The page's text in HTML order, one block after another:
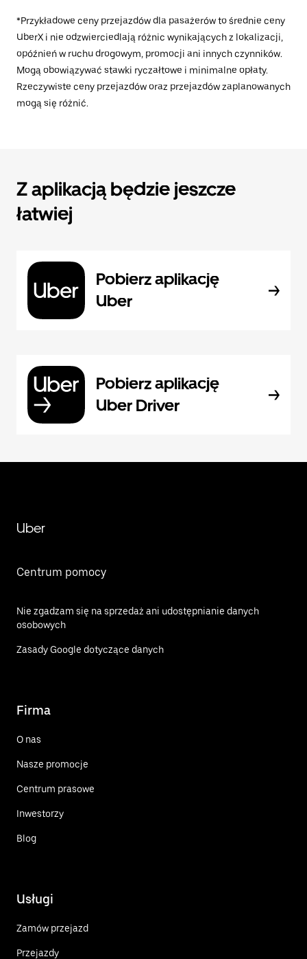
*Przykładowe ceny przejazdów dla pasażerów to średnie ceny
UberX i nie odzwierciedlają różnic wynikających z lokalizacji,
opóźnień w ruchu drogowym, promocji ani innych czynników.
Mogą obowiązywać stawki ryczałtowe i minimalne opłaty.
Rzeczywiste ceny przejazdów oraz przejazdów zaplanowanych
mogą się różnić.
Z aplikacją będzie jeszcze
łatwiej
Pobierz aplikację
Uber
Pobierz aplikację
Uber Driver
Uber
Centrum pomocy
Nie zgadzam się na sprzedaż ani udostępnianie danych
osobowych
Zasady Google dotyczące danych
Firma
O nas
Nasze promocje
Centrum prasowe
Inwestorzy
Blog
Usługi
Zamów przejazd
Przejazdy